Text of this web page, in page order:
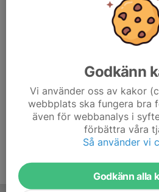
Godkänn
Vi använder oss av kakor
webbplats ska fungera bra
även för webbanalys i
förbättra våra
Så använder vi
Godkänn alla